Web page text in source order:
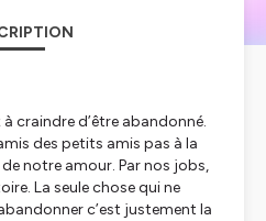
craindre d’être abandonné.
des petits amis pas à la
notre amour. Par nos jobs,
La seule chose qui ne
c’est justement la